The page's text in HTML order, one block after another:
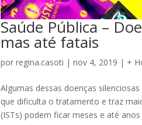
Saúde Pública –
mas até fatais
porregina.casoti |nov 4, 2019 | +
Algumas dessas doenças
que dificulta o tratamento e traz
(ISTs) podem ficar meses e até anos